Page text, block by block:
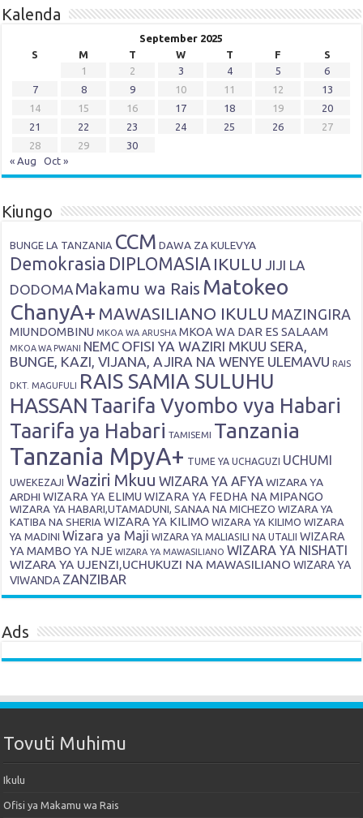
Kalenda
September 2025
S
M T W T F
S
1
2 3 4 5
6
7
8 9 10 11 12
13
14
15 16 17 18 19
20
21
22 23 24 25 26
27
28
29
30
« Aug
Oct »
Kiungo
BUNGE LA TANZANIA CCM DAWA ZA KULEVYA
Demokrasia DIPLOMASIA IKULU JIJI LA
DODOMA Makamu wa Rais Matokeo
ChanyA+ MAWASILIANO IKULU MAZINGIRA
MIUNDOMBINU MKOA WA ARUSHA MKOA WA DAR ES SALAAM
MKOA WA PWANI NEMC OFISI YA WAZIRI MKUU SERA,
BUNGE, KAZI, VIJANA, AJIRA NA WENYE ULEMAVU RAIS
DKT. MAGUFULI RAIS SAMIA SULUHU
HASSAN Taarifa Vyombo vya Habari
Taarifa ya Habari TAMISEMI Tanzania
Tanzania MpyA+ TUME YA UCHAGUZI UCHUMI
UWEKEZAJI Waziri Mkuu WIZARA YA AFYA WIZARA YA
ARDHI WIZARA YA ELIMU WIZARA YA FEDHA NA MIPANGO
WIZARA YA HABARI,UTAMADUNI, SANAA NA MICHEZO WIZARA YA
KATIBA NA SHERIA WIZARA YA KILIMO WIZARA YA KILIMO WIZARA
YA MADINI Wizara ya Maji WIZARA YA MALIASILI NA UTALII WIZARA
YA MAMBO YA NJE WIZARA YA MAWASILIANO WIZARA YA NISHATI
WIZARA YA UJENZI,UCHUKUZI NA MAWASILIANO WIZARA YA
VIWANDA ZANZIBAR
Ads
Tovuti Muhimu
Ikulu
Ofisi ya Makamu wa Rais